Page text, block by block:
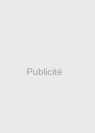
Publicité